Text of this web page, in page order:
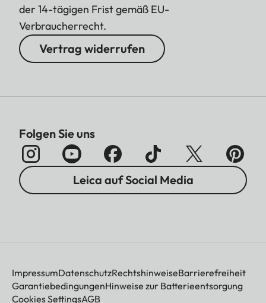
der 14-tägigen Frist gemäß EU-
Verbraucherrecht.
Vertrag widerrufen
Folgen Sie uns
Leica auf Social Media
ImpressumDatenschutzRechtshinweiseBarrierefreiheit
GarantiebedingungenHinweise zur Batterieentsorgung
Cookies SettingsAGB